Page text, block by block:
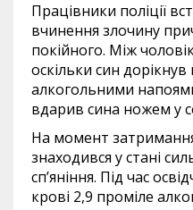
Працівники поліції
вчинення злочину
покійного. Між
оскільки син
алкогольними
вдарив сина ножем у
На момент
знаходився у стані
сп’яніння. Під час
крові 2,9 проміле